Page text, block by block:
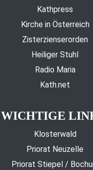
Kathpress
Kirche in Österreich
Zisterzienserorden
Heiliger Stuhl
Radio Maria
Kath.net
WICHTIGE
Klosterwald
Priorat Neuzelle
Priorat Stiepel /